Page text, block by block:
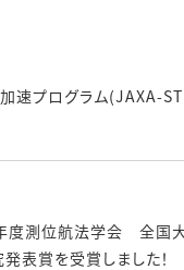
速プログラム(JAXA-
度測位航法学会 全国
表賞を受賞しました！